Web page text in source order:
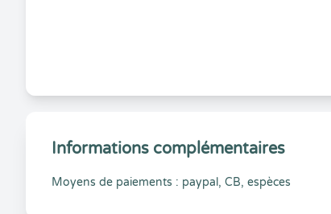
Informations complémentaires
Moyens de paiements : paypal, CB, espèces